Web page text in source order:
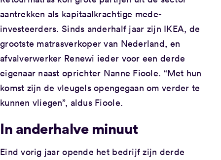
aantrekken als kapitaalkrachtige mede-
investeerders. Sinds anderhalf jaar zijn IKEA, de
grootste matrasverkoper van Nederland, en
afvalverwerker Renewi ieder voor een derde
eigenaar naast oprichter Nanne Fioole. “Met hun
komst zijn de vleugels opengegaan om verder te
kunnen vliegen”, aldus Fioole.
In anderhalve minuut
Eind vorig jaar opende het bedrijf zijn derde